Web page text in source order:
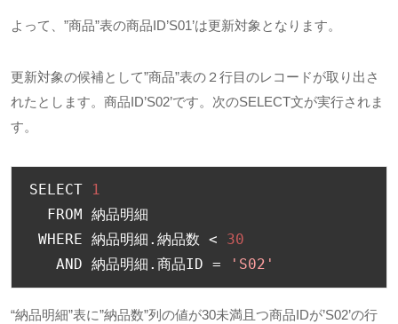
よって、”商品”表の商品ID’S01’は更新対象となります。
更新対象の候補として”商品”表の２行目のレコードが取り出さ
れたとします。商品ID’S02’です。次のSELECT文が実行されま
す。
SELECT
1
  FROM
納品明細
WHERE 納品明細.納品数 <
30
   AND
納品明細.商品ID = 'S02'
“納品明細”表に”納品数”列の値が30未満且つ商品IDが’S02’の行